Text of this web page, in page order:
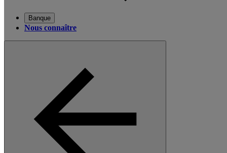
Banque
Nous connaître